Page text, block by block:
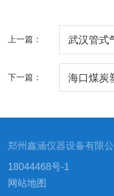
上一篇： 武汉管式
下一篇： 海口煤炭
郑州鑫涵仪器设备有限
18044468号-1
网站地图